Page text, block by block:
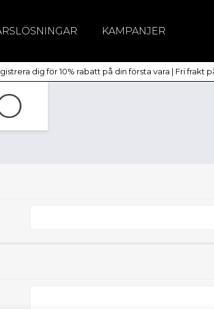
KAMPANJER
dig för 10% rabatt på din första vara | Fri frakt